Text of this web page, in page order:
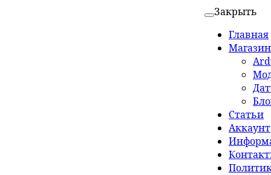
Закрыть
Главная
Магазин
Статьи
Аккаунт